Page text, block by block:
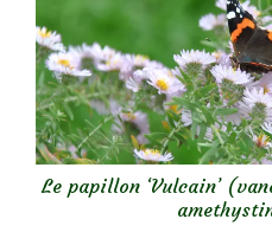
Le papillon ‘Vulcain’